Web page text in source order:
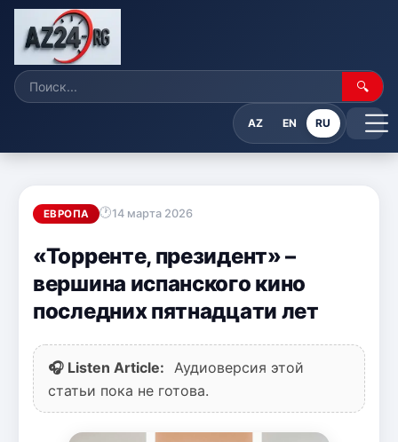
🔍
AZ EN RU
ЕВРОПА 14 марта 2026
«Торренте, президент» –
вершина испанского кино
последних пятнадцати лет
🎧 Listen Article:
Аудиоверсия этой
статьи пока не готова.